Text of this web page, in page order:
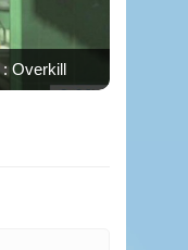
: Overkill